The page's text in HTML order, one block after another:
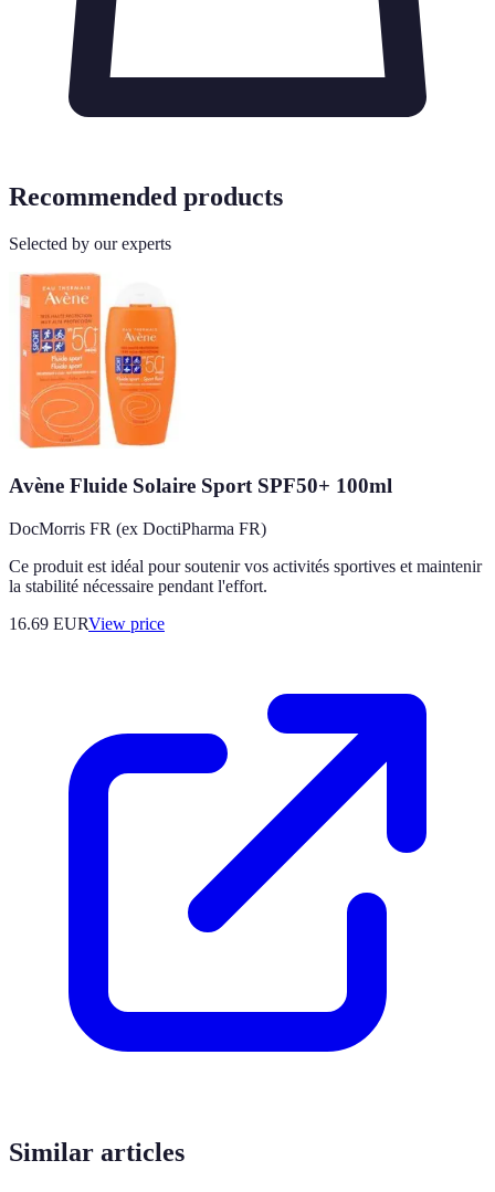
Recommended products
Selected by our experts
Avène Fluide Solaire Sport SPF50+ 100ml
DocMorris FR (ex DoctiPharma FR)
Ce produit est idéal pour soutenir vos activités sportives et maintenir
la stabilité nécessaire pendant l'effort.
16.69 EURView price
Similar articles